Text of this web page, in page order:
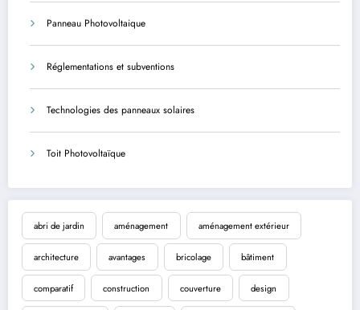
Panneau Photovoltaique
Réglementations et subventions
Technologies des panneaux solaires
Toit Photovoltaïque
abri de jardin aménagement aménagement extérieur
architecture avantages bricolage bâtiment
comparatif construction couverture design